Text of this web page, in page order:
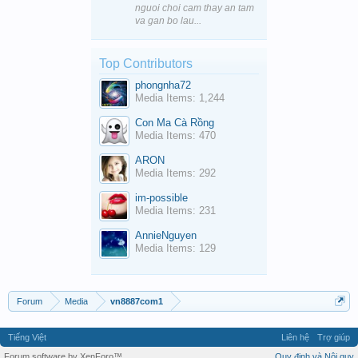
nguoi choi cam thay an tam
va gan bo lau...
Top Contributors
phongnha72
Media Items: 1,244
Con Ma Cà Rồng
Media Items: 470
ARON
Media Items: 292
im-possible
Media Items: 231
AnnieNguyen
Media Items: 129
Forum Media vn8887com1
Tiếng Việt Liên hệ
Trợ giúp